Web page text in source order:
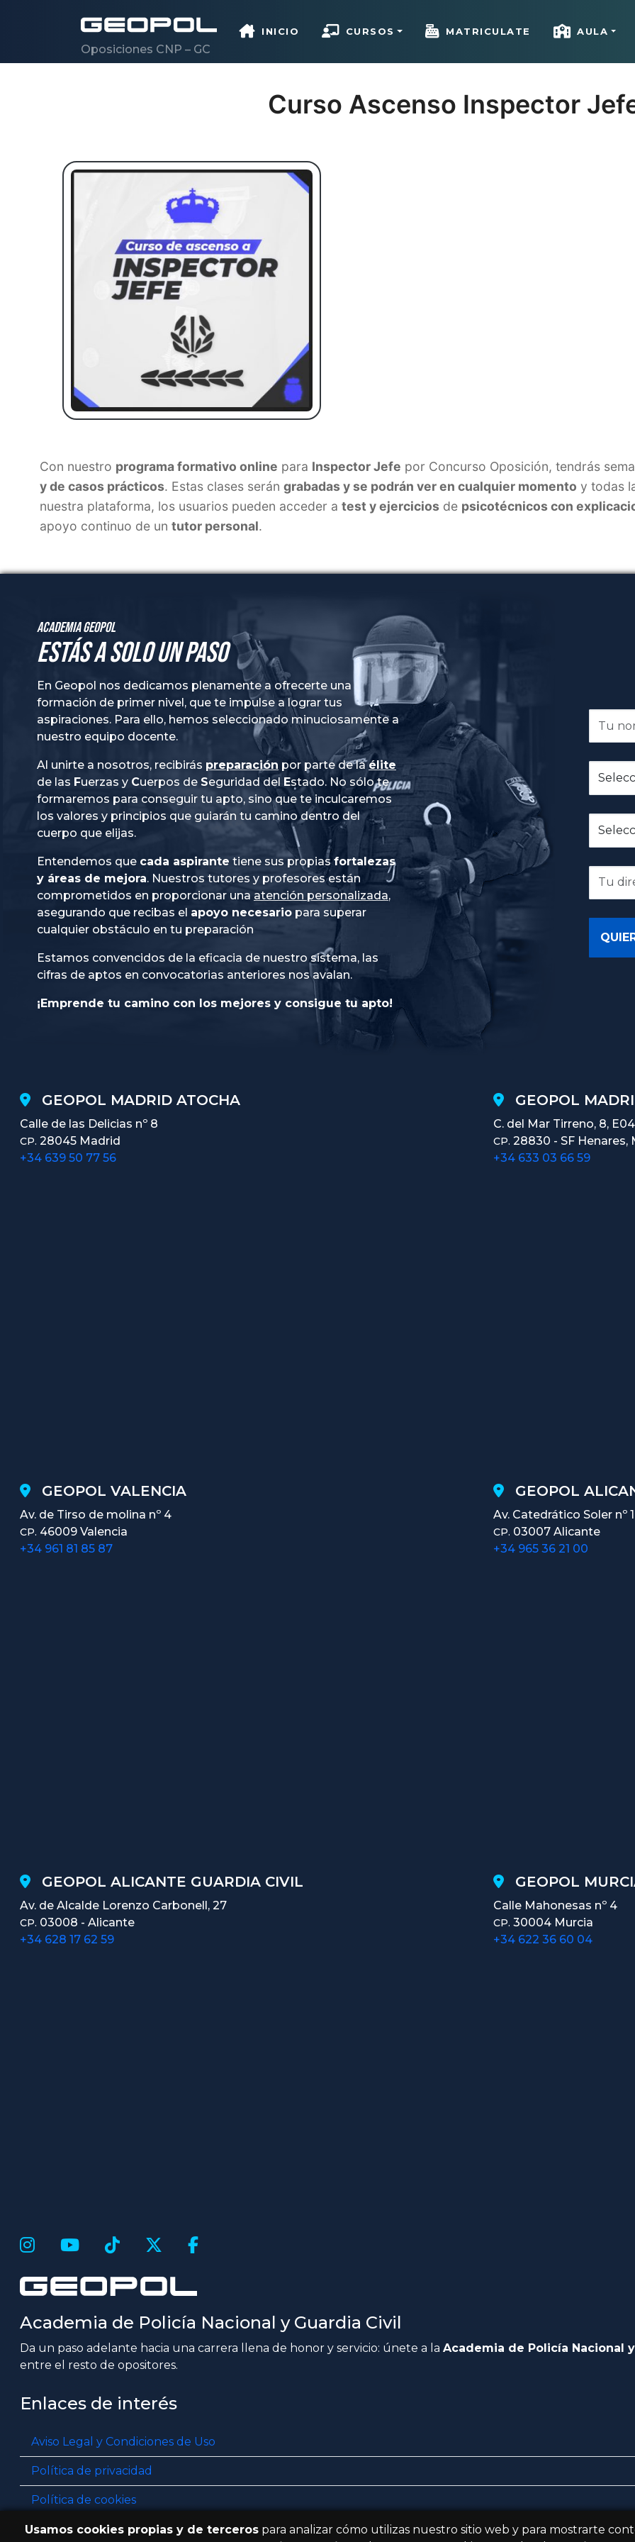
Oposiciones CNP – GC
INICIO CURSOS MATRICULATE AULA
Cargando…
Academia GeoPol
Estás a solo un paso
En Geopol nos dedicamos plenamente a ofrecerte una
formación de primer nivel, que te impulse a lograr tus
aspiraciones. Para ello, hemos seleccionado minuciosamente a
nuestro equipo docente.
Al unirte a nosotros, recibirás preparación por parte de laélite
de las
Fuerzas y Cuerpos de Seguridad del Estado. No sólo te
formaremos para conseguir tu apto, sino que te inculcaremos
los valores y principios que guiarán tu camino dentro del
cuerpo que elijas.
Entendemos que cada aspirante tiene sus propiasfortalezas
y áreas de mejora. Nuestros tutores y profesores están
comprometidos en proporcionar una atención personalizada,
asegurando que recibas el apoyo necesario para superar
cualquier obstáculo en tu preparación
Estamos convencidos de la eficacia de nuestro sistema, las
cifras de aptos en convocatorias anteriores nos avalan.
¡Emprende tu camino con los mejores y consigue tu apto!
GEOPOL MADRID ATOCHA
Calle de las Delicias nº 8
CP. 28045 Madrid
+34 639 50 77 56
GEOPOL
C. del Mar Tirreno, 8, E04
CP. 28830 - SF Henares,
+34 633 03 66 59
GEOPOL VALENCIA
Av. de Tirso de molina nº 4
CP. 46009 Valencia
+34 961 81 85 87
GEOPOL
Av. Catedrático Soler nº
CP. 03007 Alicante
+34 965 36 21 00
GEOPOL ALICANTE GUARDIA CIVIL
Av. de Alcalde Lorenzo Carbonell, 27
CP. 03008 - Alicante
+34 628 17 62 59
GEOPOL
Calle Mahonesas nº 4
CP. 30004 Murcia
+34 622 36 60 04
Academia de Policía Nacional y Guardia Civil
Da un paso adelante hacia una carrera llena de honor y servicio: únete a la Academia de Policía Nacional
entre el resto de opositores.
Enlaces de interés
Aviso Legal y Condiciones de Uso
Política de privacidad
Política de cookies
Resolución de litigios en línea
Usamos cookies propias y de terceros para analizar cómo utilizas nuestro sitio web y para mostrarte